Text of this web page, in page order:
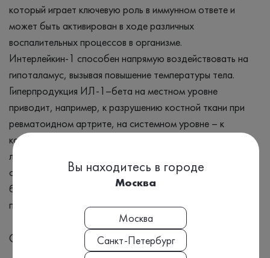
который играет ключевую роль в иммунном ответе и
может быть активирован в ходе различных
воспалительных процессов в организме.
Интерлейкин-1 способен напрямую воздействовать на
гипоталамус, вызывая повышение температуры тела.
Гиперпродукция ИЛ­-1–бета на местном уровне
приводит, например, к разрушению костной ткани при
ревматоидном артрите, на системном уровне – к
катастрофическому нарушению гемодинамики и часто к
летальному исходу. Повышение содержания ИЛ-1–бета
отмечено при обострении панкреатита, язвенной
болезни, вирусного гепатита, болезни Крона,
пневмокониозе, туберкулезе и дрих заболеваниях.
Синонимы
Вы находитесь в городе
Москва
Москва
Санкт-Петербург